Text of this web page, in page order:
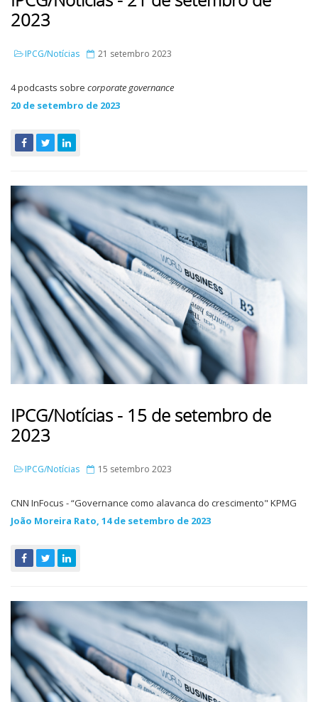
2023
IPCG/Notícias 21 setembro 2023
4 podcasts sobre corporate governance
20 de setembro de 2023
IPCG/Notícias - 15 de setembro de
2023
IPCG/Notícias 15 setembro 2023
CNN InFocus - “Governance como alavanca do crescimento" KPMG
João Moreira Rato, 14 de setembro de 2023